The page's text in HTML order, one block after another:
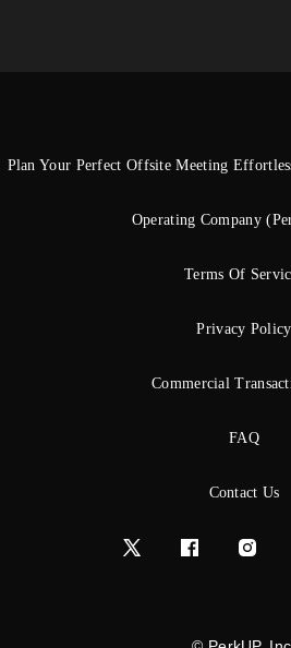
Plan Your Perfect Offsite Meeting
Operating Company
Terms Of
Privacy Policy
Commercial
FAQ
Contact Us